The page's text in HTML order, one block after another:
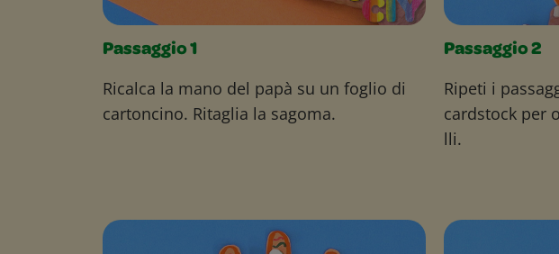
Passaggio 1
Ricalca la mano del papà su un foglio di
cartoncino. Ritaglia la sagoma.
Passaggio 2
Ripeti i
cardstock per
lli.